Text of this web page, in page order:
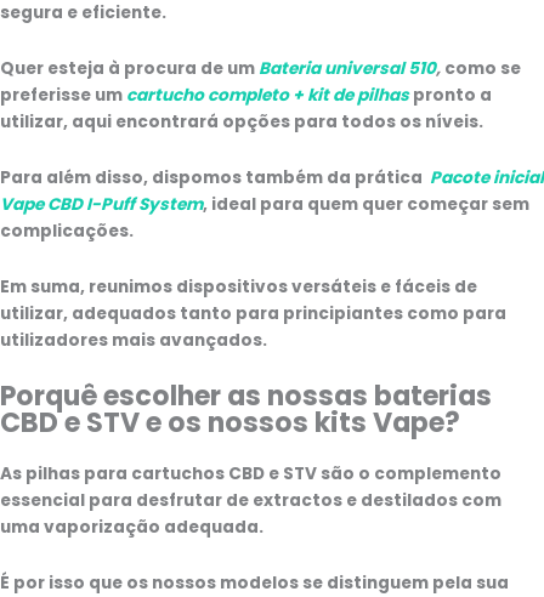
segura e eficiente.
Quer esteja à procura de um Bateria universal 510, como se
preferisse um cartucho completo + kit de pilhaspronto a
utilizar, aqui encontrará opções para todos os níveis.
Para além disso, dispomos também da prática Pacote inicial
Vape CBD I-Puff System, ideal para quem quer começar sem
complicações.
Em suma, reunimos dispositivos versáteis e fáceis de
utilizar, adequados tanto para principiantes como para
utilizadores mais avançados.
Porquê escolher as nossas baterias
CBD e STV e os nossos kits Vape?
As pilhas para cartuchos CBD e STV são o complemento
essencial para desfrutar de extractos e destilados com
uma vaporização adequada.
É por isso que os nossos modelos se distinguem pela sua